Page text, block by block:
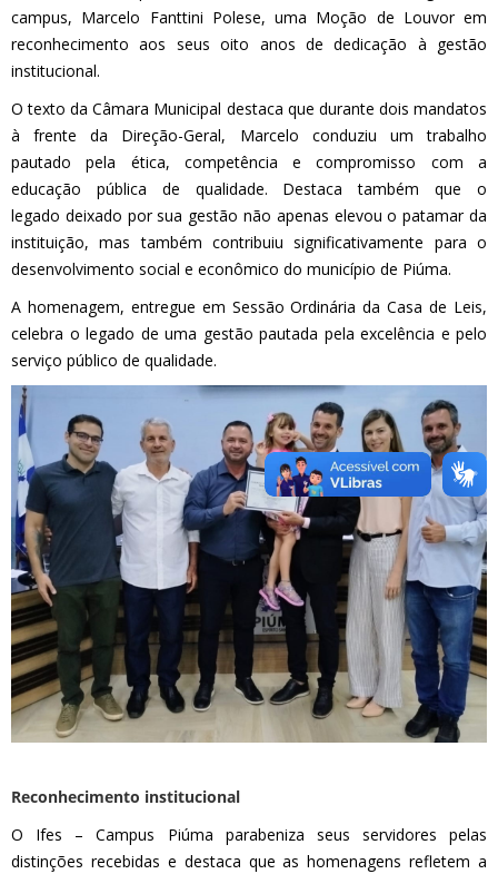
campus, Marcelo Fanttini Polese, uma Moção de Louvor em
reconhecimento aos seus oito anos de dedicação à gestão
institucional.
O texto da Câmara Municipal destaca que durante dois mandatos
à frente da Direção-Geral, Marcelo conduziu um trabalho
pautado pela ética, competência e compromisso com a
educação pública de qualidade. Destaca também que o
legado deixado por sua gestão não apenas elevou o patamar da
instituição, mas também contribuiu significativamente para o
desenvolvimento social e econômico do município de Piúma.
A homenagem, entregue em Sessão Ordinária da Casa de Leis,
celebra o legado de uma gestão pautada pela excelência e pelo
serviço público de qualidade.
Reconhecimento institucional
O Ifes – Campus Piúma parabeniza seus servidores pelas
distinções recebidas e destaca que as homenagens refletem a